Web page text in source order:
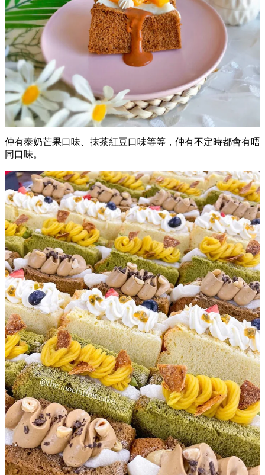
仲有泰奶芒果口味、抹茶紅豆口味等等，仲有不定時都會有唔
同口味。